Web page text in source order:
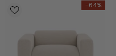
-64%